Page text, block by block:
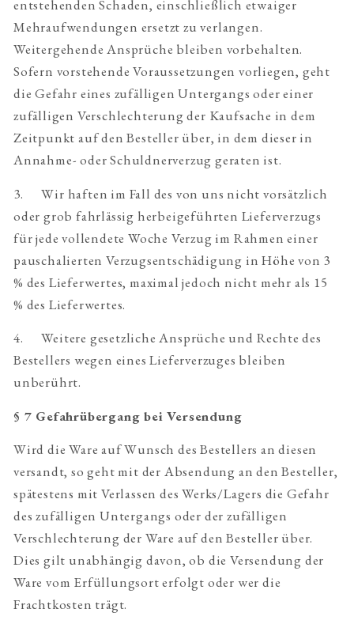
entstehenden Schaden, einschließlich etwaiger
Mehraufwendungen ersetzt zu verlangen.
Weitergehende Ansprüche bleiben vorbehalten.
Sofern vorstehende Voraussetzungen vorliegen, geht
die Gefahr eines zufälligen Untergangs oder einer
zufälligen Verschlechterung der Kaufsache in dem
Zeitpunkt auf den Besteller über, in dem dieser in
Annahme- oder Schuldnerverzug geraten ist.
3. Wir haften im Fall des von uns nicht vorsätzlich
oder grob fahrlässig herbeigeführten Lieferverzugs
für jede vollendete Woche Verzug im Rahmen einer
pauschalierten Verzugsentschädigung in Höhe von 3
% des Lieferwertes, maximal jedoch nicht mehr als 15
% des Lieferwertes.
4. Weitere gesetzliche Ansprüche und Rechte des
Bestellers wegen eines Lieferverzuges bleiben
unberührt.
§ 7 Gefahrübergang bei Versendung
Wird die Ware auf Wunsch des Bestellers an diesen
versandt, so geht mit der Absendung an den Besteller,
spätestens mit Verlassen des Werks/Lagers die Gefahr
des zufälligen Untergangs oder der zufälligen
Verschlechterung der Ware auf den Besteller über.
Dies gilt unabhängig davon, ob die Versendung der
Ware vom Erfüllungsort erfolgt oder wer die
Frachtkosten trägt.